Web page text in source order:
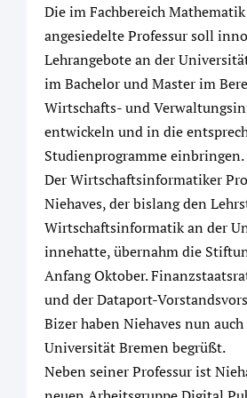
Die im Fachbereich
angesiedelte Professur soll
Lehrangebote an der
im Bachelor und Master im
Wirtschafts- und
entwickeln und in die
Studienprogramme einbringen.
Der Wirtschaftsinformatiker
Niehaves, der bislang den
Wirtschaftsinformatik an der
innehatte, übernahm die
Anfang Oktober.
und der Dataport-
Bizer haben Niehaves nun
Universität Bremen begrüßt.
Neben seiner Professur ist